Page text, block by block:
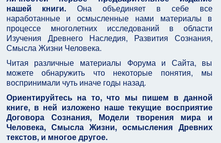
нашей книги.Она объединяет в себе все
наработанные и осмысленные нами материалы в
процессе многолетних исследований в области
Изучения Древнего Наследия, Развития Сознания,
Смысла Жизни Человека.
Читая различные материалы Форума и Сайта, вы
можете обнаружить что некоторые понятия, мы
воспринимали чуть иначе годы назад.
Ориентируйтесь на то, что мы пишем в данной
книге, в ней изложено наше текущие восприятие
Договора Сознания, Модели творения мира и
Человека, Смысла Жизни, осмысления Древних
текстов, и многое другое.